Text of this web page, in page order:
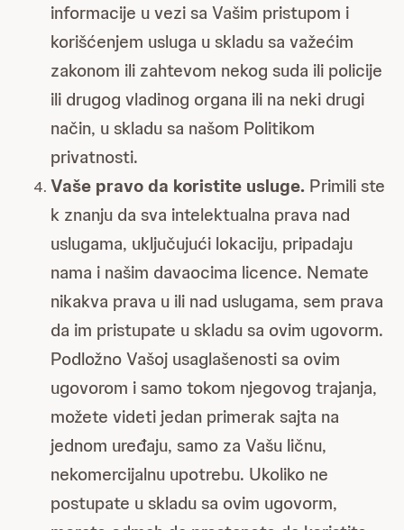
informacije u vezi sa Vašim pristupom i
korišćenjem usluga u skladu sa važećim
zakonom ili zahtevom nekog suda ili policije
ili drugog vladinog organa ili na neki drugi
način, u skladu sa našom Politikom
privatnosti.
Vaše pravo da koristite usluge. Primili ste
k znanju da sva intelektualna prava nad
uslugama, uključujući lokaciju, pripadaju
nama i našim davaocima licence. Nemate
nikakva prava u ili nad uslugama, sem prava
da im pristupate u skladu sa ovim ugovorm.
Podložno Vašoj usaglašenosti sa ovim
ugovorom i samo tokom njegovog trajanja,
možete videti jedan primerak sajta na
jednom uređaju, samo za Vašu ličnu,
nekomercijalnu upotrebu. Ukoliko ne
postupate u skladu sa ovim ugovorm,